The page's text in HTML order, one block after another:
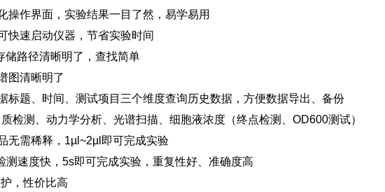
操作界面，实验结果一目了然，易学易用
快速启动仪器，节省实验时间
储路径清晰明了，查找简单
图清晰明了
标题、时间、测试项目三个维度查询历史数据，方便数据导出、备份
检测、动力学分析、光谱扫描、细胞液浓度（终点检测、OD600测试）
无需稀释，1µl~2µl即可完成实验
速度快，5s即可完成实验，重复性好、准确度高
，性价比高